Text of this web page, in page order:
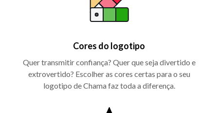
Cores do logotipo
Quer transmitir confiança? Quer que seja divertido e
extrovertido? Escolher as cores certas para o seu
logotipo de Chama faz toda a diferença.